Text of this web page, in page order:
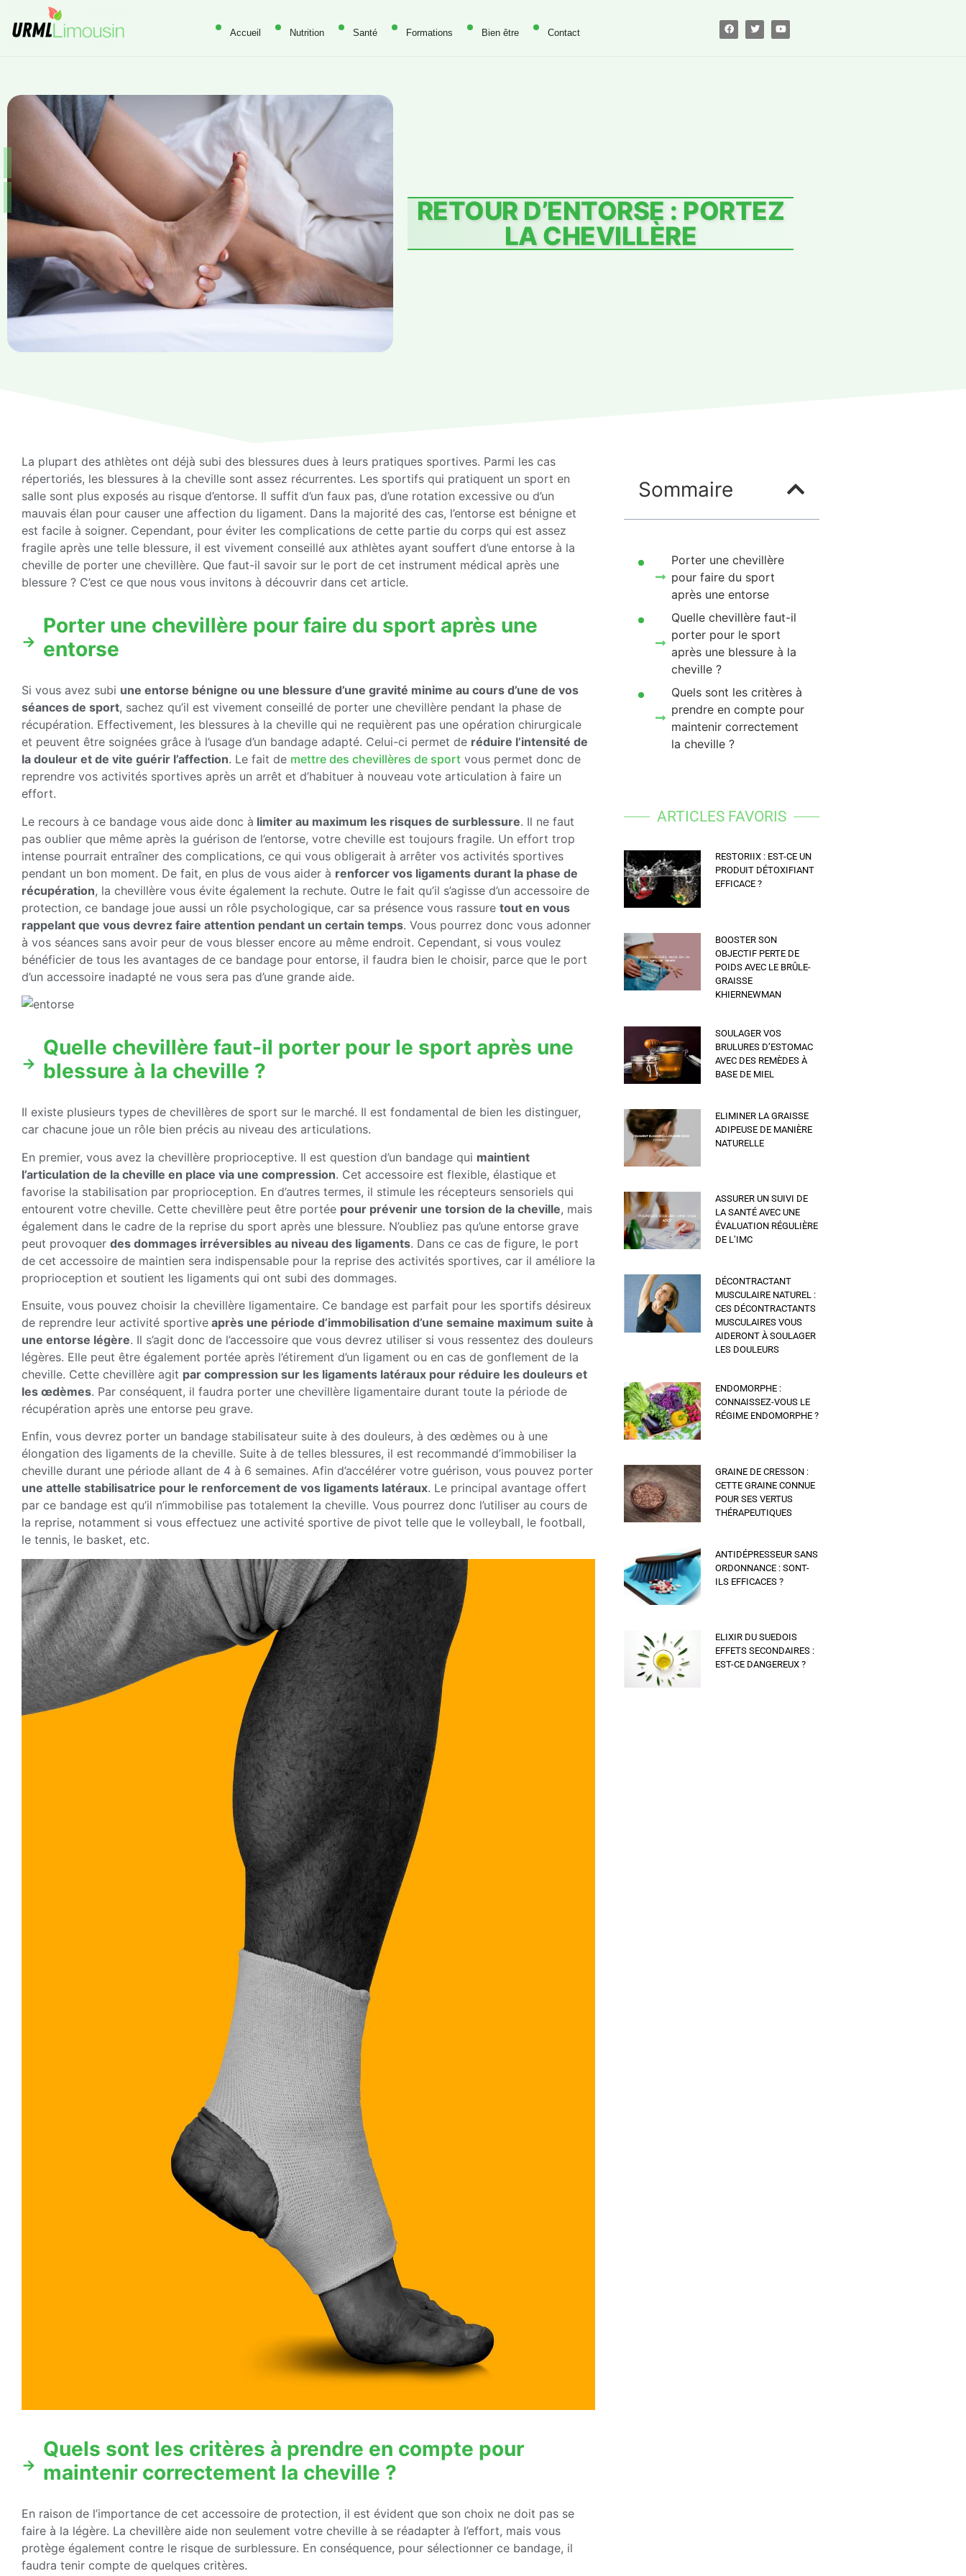
Accueil Nutrition Santé Formations Bien être Contact
RETOUR D’ENTORSE : PORTEZ
LA CHEVILLÈRE
La plupart des athlètes ont déjà subi des blessures dues à leurs pratiques sportives. Parmi les cas
répertoriés, les blessures à la cheville sont assez récurrentes. Les sportifs qui pratiquent un sport en
salle sont plus exposés au risque d’entorse. Il suffit d’un faux pas, d’une rotation excessive ou d’un
mauvais élan pour causer une affection du ligament. Dans la majorité des cas, l’entorse est bénigne et
est facile à soigner. Cependant, pour éviter les complications de cette partie du corps qui est assez
fragile après une telle blessure, il est vivement conseillé aux athlètes ayant souffert d’une entorse à la
cheville de porter une chevillère. Que faut-il savoir sur le port de cet instrument médical après une
blessure ? C’est ce que nous vous invitons à découvrir dans cet article.
Porter une chevillère pour faire du sport après une
entorse
Si vous avez subi une entorse bénigne ou une blessure d’une gravité minime au cours d’une de vos
séances de sport, sachez qu’il est vivement conseillé de porter une chevillère pendant la phase de
récupération. Effectivement, les blessures à la cheville qui ne requièrent pas une opération chirurgicale
et peuvent être soignées grâce à l’usage d’un bandage adapté. Celui-ci permet de réduire l’intensité de
la douleur et de vite guérir l’affection. Le fait de mettre des chevillères de sport vous permet donc de
reprendre vos activités sportives après un arrêt et d’habituer à nouveau vote articulation à faire un
effort.
Le recours à ce bandage vous aide donc à limiter au maximum les risques de surblessure. Il ne faut
pas oublier que même après la guérison de l’entorse, votre cheville est toujours fragile. Un effort trop
intense pourrait entraîner des complications, ce qui vous obligerait à arrêter vos activités sportives
pendant un bon moment. De fait, en plus de vous aider à renforcer vos ligaments durant la phase de
récupération, la chevillère vous évite également la rechute. Outre le fait qu’il s’agisse d’un accessoire de
protection, ce bandage joue aussi un rôle psychologique, car sa présence vous rassure tout en vous
rappelant que vous devrez faire attention pendant un certain temps. Vous pourrez donc vous adonner
à vos séances sans avoir peur de vous blesser encore au même endroit. Cependant, si vous voulez
bénéficier de tous les avantages de ce bandage pour entorse, il faudra bien le choisir, parce que le port
d’un accessoire inadapté ne vous sera pas d’une grande aide.
Quelle chevillère faut-il porter pour le sport après une
blessure à la cheville ?
Il existe plusieurs types de chevillères de sport sur le marché. Il est fondamental de bien les distinguer,
car chacune joue un rôle bien précis au niveau des articulations.
En premier, vous avez la chevillère proprioceptive. Il est question d’un bandage qui maintient
l’articulation de la cheville en place via une compression. Cet accessoire est flexible, élastique et
favorise la stabilisation par proprioception. En d’autres termes, il stimule les récepteurs sensoriels qui
entourent votre cheville. Cette chevillère peut être portée pour prévenir une torsion de la cheville, mais
également dans le cadre de la reprise du sport après une blessure. N’oubliez pas qu’une entorse grave
peut provoquer des dommages irréversibles au niveau des ligaments. Dans ce cas de figure, le port
de cet accessoire de maintien sera indispensable pour la reprise des activités sportives, car il améliore la
proprioception et soutient les ligaments qui ont subi des dommages.
Ensuite, vous pouvez choisir la chevillère ligamentaire. Ce bandage est parfait pour les sportifs désireux
de reprendre leur activité sportive après une période d’immobilisation d’une semaine maximum suite à
une entorse légère. Il s’agit donc de l’accessoire que vous devrez utiliser si vous ressentez des douleurs
légères. Elle peut être également portée après l’étirement d’un ligament ou en cas de gonflement de la
cheville. Cette chevillère agit par compression sur les ligaments latéraux pour réduire les douleurs et
les œdèmes. Par conséquent, il faudra porter une chevillère ligamentaire durant toute la période de
récupération après une entorse peu grave.
Enfin, vous devrez porter un bandage stabilisateur suite à des douleurs, à des œdèmes ou à une
élongation des ligaments de la cheville. Suite à de telles blessures, il est recommandé d’immobiliser la
cheville durant une période allant de 4 à 6 semaines. Afin d’accélérer votre guérison, vous pouvez porter
une attelle stabilisatrice pour le renforcement de vos ligaments latéraux. Le principal avantage offert
par ce bandage est qu’il n’immobilise pas totalement la cheville. Vous pourrez donc l’utiliser au cours de
la reprise, notamment si vous effectuez une activité sportive de pivot telle que le volleyball, le football,
le tennis, le basket, etc.
Quels sont les critères à prendre en compte pour
maintenir correctement la cheville ?
En raison de l’importance de cet accessoire de protection, il est évident que son choix ne doit pas se
faire à la légère. La chevillère aide non seulement votre cheville à se réadapter à l’effort, mais vous
protège également contre le risque de surblessure. En conséquence, pour sélectionner ce bandage, il
faudra tenir compte de quelques critères.
Sommaire
Porter une chevillère
pour faire du sport
après une entorse
Quelle chevillère faut-il
porter pour le sport
après une blessure à la
cheville ?
Quels sont les critères à
prendre en compte pour
maintenir correctement
la cheville ?
ARTICLES FAVORIS
RESTORIIX : EST-CE UN
PRODUIT DÉTOXIFIANT
EFFICACE ?
BOOSTER SON
OBJECTIF PERTE DE
POIDS AVEC LE BRÛLE-
GRAISSE
KHIERNEWMAN
SOULAGER VOS
BRULURES D’ESTOMAC
AVEC DES REMÈDES À
BASE DE MIEL
ELIMINER LA GRAISSE
ADIPEUSE DE MANIÈRE
NATURELLE
ASSURER UN SUIVI DE
LA SANTÉ AVEC UNE
ÉVALUATION RÉGULIÈRE
DE L’IMC
DÉCONTRACTANT
MUSCULAIRE NATUREL :
CES DÉCONTRACTANTS
MUSCULAIRES VOUS
AIDERONT À SOULAGER
LES DOULEURS
ENDOMORPHE :
CONNAISSEZ-VOUS LE
RÉGIME ENDOMORPHE ?
GRAINE DE CRESSON :
CETTE GRAINE CONNUE
POUR SES VERTUS
THÉRAPEUTIQUES
ANTIDÉPRESSEUR SANS
ORDONNANCE : SONT-
ILS EFFICACES ?
ELIXIR DU SUEDOIS
EFFETS SECONDAIRES :
EST-CE DANGEREUX ?